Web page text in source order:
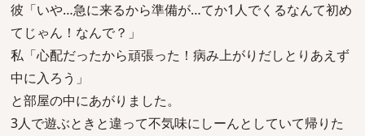
彼「いや…急に来るから準備が…てか1人でくるなんて初め
てじゃん！なんで？」
私「心配だったから頑張った！病み上がりだしとりあえず
中に入ろう」
と部屋の中にあがりました。
3人で遊ぶときと違って不気味にしーんとしていて帰りた